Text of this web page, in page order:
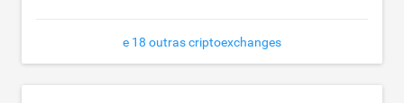
e 18 outras criptoexchanges